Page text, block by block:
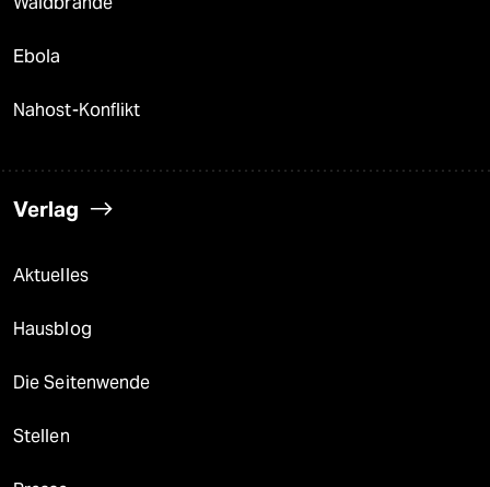
Ebola
Nahost-Konflikt
Verlag
Aktuelles
Hausblog
Die Seitenwende
Stellen